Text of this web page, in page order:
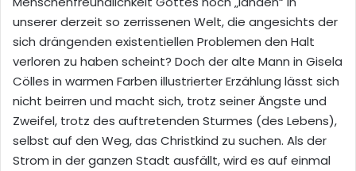
unserer derzeit so zerrissenen Welt, die angesichts der
sich drängenden existentiellen Problemen den Halt
verloren zu haben scheint? Doch der alte Mann in Gisela
Cölles in warmen Farben illustrierter Erzählung lässt sich
nicht beirren und macht sich, trotz seiner Ängste und
Zweifel, trotz des auftretenden Sturmes (des Lebens),
selbst auf den Weg, das Christkind zu suchen. Als der
Strom in der ganzen Stadt ausfällt, wird es auf einmal